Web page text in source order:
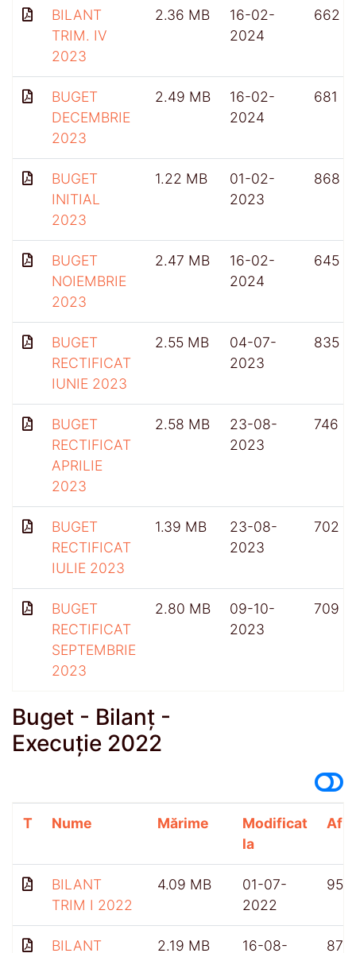
BILANT
TRIM. IV
2023
2.36 MB
16-02-
2024
662
BUGET
DECEMBRIE
2023
2.49 MB
16-02-
2024
681
BUGET
INITIAL
2023
1.22 MB
01-02-
2023
868
BUGET
NOIEMBRIE
2023
2.47 MB
16-02-
2024
645
BUGET
RECTIFICAT
IUNIE 2023
2.55 MB
04-07-
2023
835
BUGET
RECTIFICAT
APRILIE
2023
2.58 MB
23-08-
2023
746
BUGET
RECTIFICAT
IULIE 2023
1.39 MB
23-08-
2023
702
BUGET
RECTIFICAT
SEPTEMBRIE
2023
2.80 MB
09-10-
2023
709
Buget - Bilanț -
Execuție 2022
T Nume Mărime
Modificat
la
BILANT
TRIM I 2022
4.09 MB
01-07-
2022
955
BILANT
2.19 MB
16-08-
874